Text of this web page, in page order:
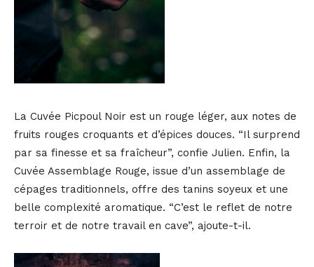
La Cuvée Picpoul Noir est un rouge léger, aux notes de
fruits rouges croquants et d’épices douces. “Il surprend
par sa finesse et sa fraîcheur”, confie Julien. Enfin, la
Cuvée Assemblage Rouge, issue d’un assemblage de
cépages traditionnels, offre des tanins soyeux et une
belle complexité aromatique. “C’est le reflet de notre
terroir et de notre travail en cave”, ajoute-t-il.